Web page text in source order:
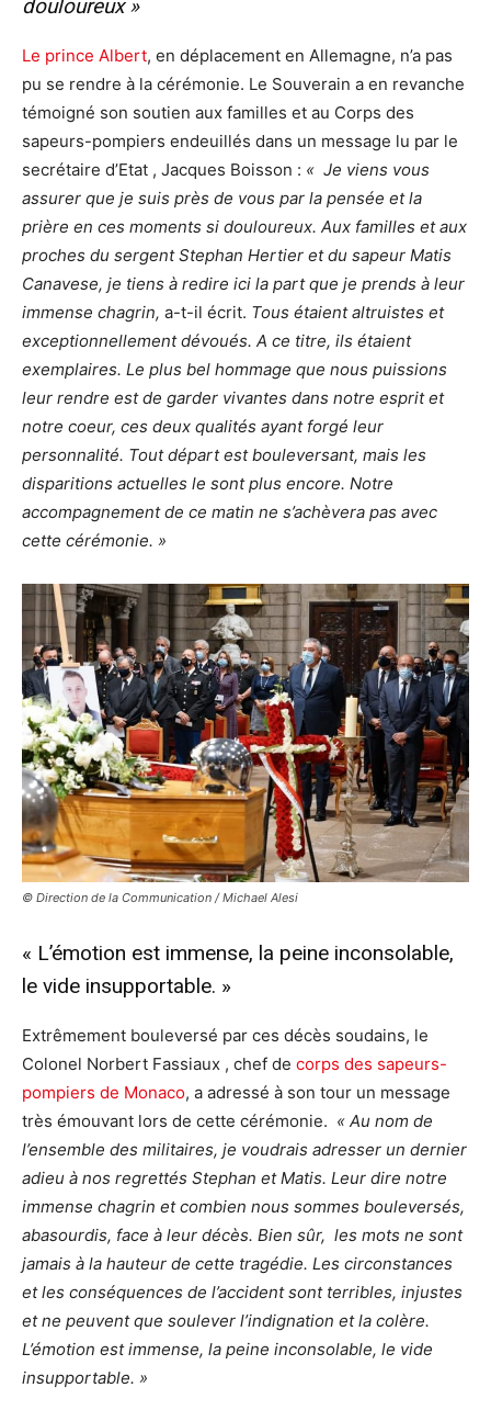
douloureux »
Le prince Albert, en déplacement en Allemagne, n’a pas
pu se rendre à la cérémonie. Le Souverain a en revanche
témoigné son soutien aux familles et au Corps des
sapeurs-pompiers endeuillés dans un message lu par le
secrétaire d’Etat , Jacques Boisson : « Je viens vous
assurer que je suis près de vous par la pensée et la
prière en ces moments si douloureux. Aux familles et aux
proches du sergent Stephan Hertier et du sapeur Matis
Canavese, je tiens à redire ici la part que je prends à leur
immense chagrin, a-t-il écrit. Tous étaient altruistes et
exceptionnellement dévoués. A ce titre, ils étaient
exemplaires. Le plus bel hommage que nous puissions
leur rendre est de garder vivantes dans notre esprit et
notre coeur, ces deux qualités ayant forgé leur
personnalité. Tout départ est bouleversant, mais les
disparitions actuelles le sont plus encore. Notre
accompagnement de ce matin ne s’achèvera pas avec
cette cérémonie. »
© Direction de la Communication / Michael Alesi
« L’émotion est immense, la peine inconsolable,
le vide insupportable. »
Extrêmement bouleversé par ces décès soudains, le
Colonel Norbert Fassiaux , chef de corps des sapeurs-
pompiers de Monaco, a adressé à son tour un message
très émouvant lors de cette cérémonie. « Au nom de
l’ensemble des militaires, je voudrais adresser un dernier
adieu à nos regrettés Stephan et Matis. Leur dire notre
immense chagrin et combien nous sommes bouleversés,
abasourdis, face à leur décès. Bien sûr, les mots ne sont
jamais à la hauteur de cette tragédie. Les circonstances
et les conséquences de l’accident sont terribles, injustes
et ne peuvent que soulever l’indignation et la colère.
L’émotion est immense, la peine inconsolable, le vide
insupportable. »